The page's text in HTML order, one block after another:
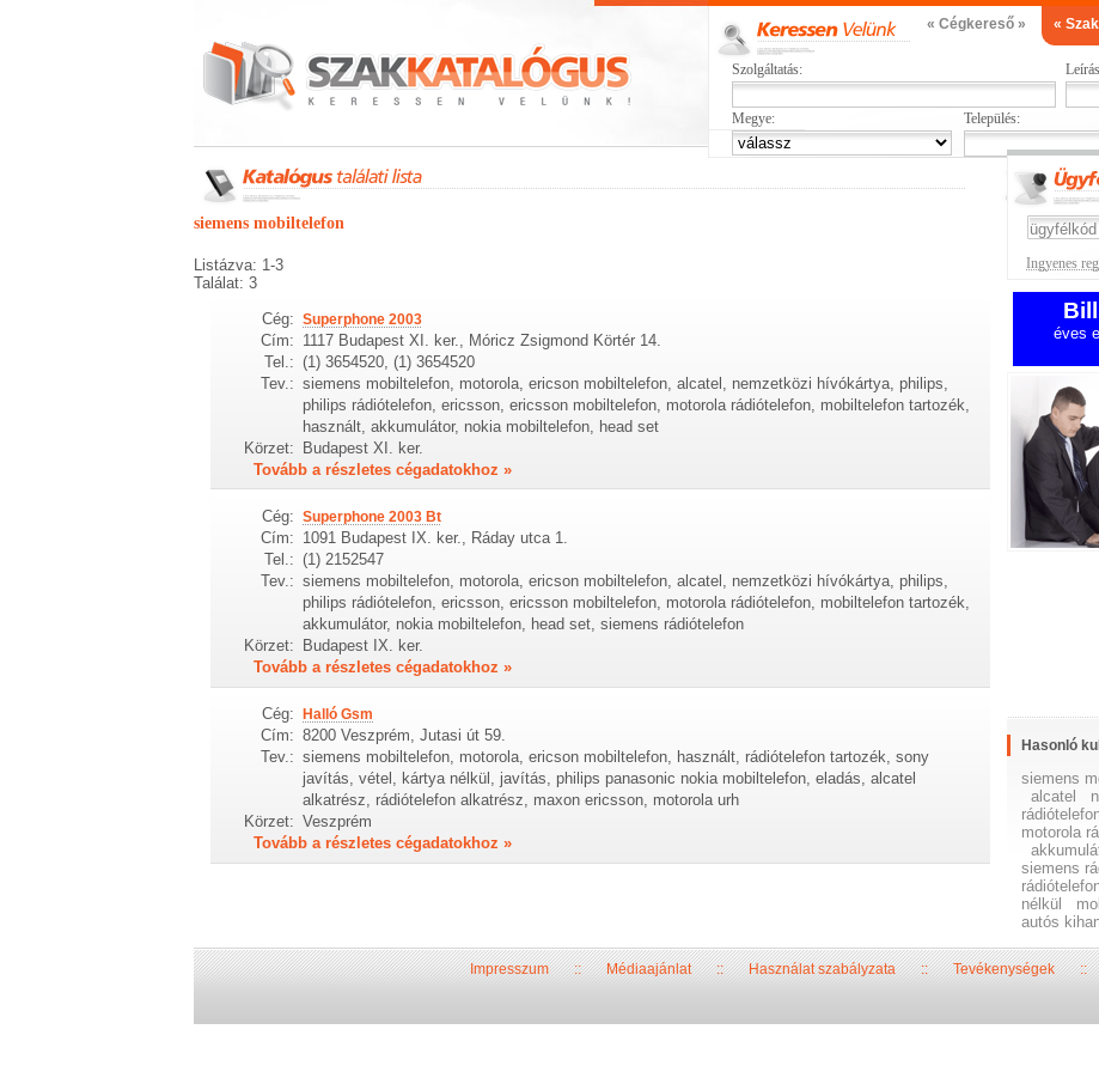
« Cégkereső » «
Szolgáltatás:
Megye: Település:
siemens mobiltelefon
Listázva: 1-3
Találat: 3
Cég: Superphone 2003
Cím: 1117 Budapest XI. ker., Móricz Zsigmond Körtér 14.
Tel.: (1) 3654520, (1) 3654520
Tev.: siemens mobiltelefon, motorola, ericson mobiltelefon, alcatel, nemzetközi hívókártya, philips,
philips rádiótelefon, ericsson, ericsson mobiltelefon, motorola rádiótelefon, mobiltelefon tartozék,
használt, akkumulátor, nokia mobiltelefon, head set
Körzet: Budapest XI. ker.
Tovább a részletes cégadatokhoz »
Cég: Superphone 2003 Bt
Cím: 1091 Budapest IX. ker., Ráday utca 1.
Tel.: (1) 2152547
Tev.: siemens mobiltelefon, motorola, ericson mobiltelefon, alcatel, nemzetközi hívókártya, philips,
philips rádiótelefon, ericsson, ericsson mobiltelefon, motorola rádiótelefon, mobiltelefon tartozék,
akkumulátor, nokia mobiltelefon, head set, siemens rádiótelefon
Körzet:
Budapest IX. ker.
Tovább a részletes cégadatokhoz »
Cég: Halló Gsm
Cím: 8200 Veszprém, Jutasi út 59.
Tev.: siemens mobiltelefon, motorola, ericson mobiltelefon, használt, rádiótelefon tartozék, sony
javítás, vétel, kártya nélkül, javítás, philips panasonic nokia mobiltelefon, eladás, alcatel
alkatrész, rádiótelefon alkatrész, maxon ericsson, motorola urh
Körzet: Veszprém
Tovább a részletes cégadatokhoz »
Ingyenes
éves
Hasonló
siemens
alcatel
motorola
siemens
nélkül
autós
Impresszum::Médiaajánlat::Használat szabályzata::Tevékenységek